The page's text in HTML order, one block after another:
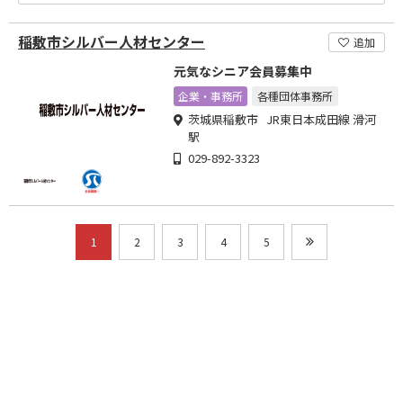
稲敷市シルバー人材センター 追加
元気なシニア会員募集中
企業・事務所 各種団体事務所
茨城県稲敷市 JR東日本成田線 滑河
駅
029-892-3323
1 2 3 4 5